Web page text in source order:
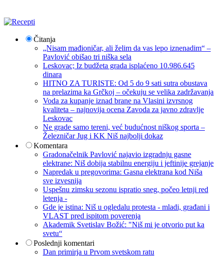
Čitanja
„Nisam mađioničar, ali želim da vas lepo iznenadim“ –
Pavlović obišao tri niška sela
Leskovac; Iz budžeta grada isplaćeno 10.986.645
dinara
HITNO ZA TURISTE: Od 5 do 9 sati sutra obustava
na prelazima ka Grčkoj – očekuju se velika zadržavanja
Voda za kupanje iznad brane na Vlasini izvrsnog
kvaliteta – najnovija ocena Zavoda za javno zdravlje
Leskovac
Ne grade samo tereni, već budućnost niškog sporta –
Železničar Jug i KK Niš najbolji dokaz
Komentara
Gradonačelnik Pavlović najavio izgradnju gasne
elektrane: Niš dobija stabilnu energiju i jeftinije grejanje
Napredak u pregovorima: Gasna elektrana kod Niša
sve izvesnija
Uspešnu zimsku sezonu ispratio sneg, počeo letnji red
letenja -
Gde je istina: Niš u ogledalu protesta - mladi, građani i
VLAST pred ispitom poverenja
Akademik Svetislav Božić: "Niš mi je otvorio put ka
svetu“
Poslednji komentari
Dan primirja u Prvom svetskom ratu